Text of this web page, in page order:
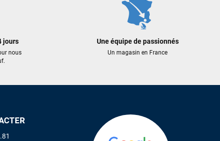
jours
nous
Une équipe de passionnés
Un magasin en France